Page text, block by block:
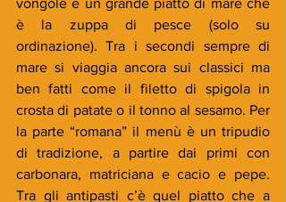
è la zuppa di pesce (solo su
ordinazione). Tra i secondi sempre di
mare si viaggia ancora sui classici ma
ben fatti come il filetto di spigola in
crosta di patate o il tonno al sesamo. Per
la parte “romana” il menù è un tripudio
di tradizione, a partire dai primi con
carbonara, matriciana e cacio e pepe.
Tra gli antipasti c’è quel piatto che a